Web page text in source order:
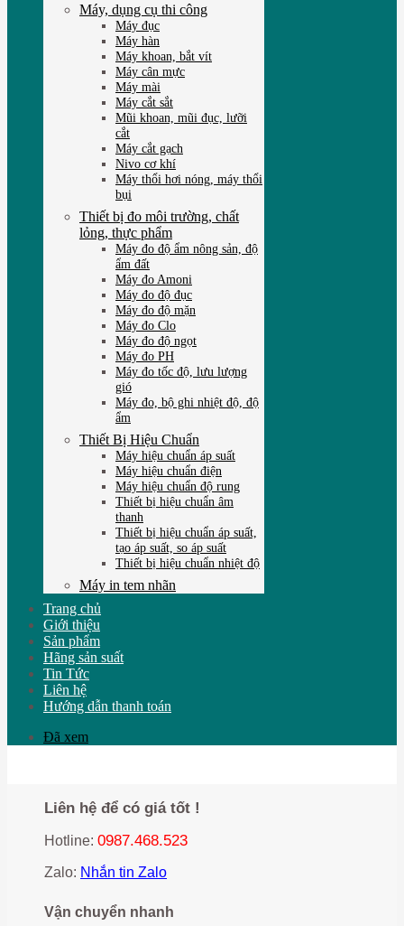
Máy, dụng cụ thi công
Máy đục
Máy hàn
Máy khoan, bắt vít
Máy cân mực
Máy mài
Máy cắt sắt
Mũi khoan, mũi đục, lưỡi
cắt
Máy cắt gạch
Nivo cơ khí
Máy thổi hơi nóng, máy thổi
bụi
Thiết bị đo môi trường, chất
lỏng, thực phẩm
Máy đo độ ẩm nông sản, độ
ẩm đất
Máy đo Amoni
Máy đo độ đục
Máy đo độ mặn
Máy đo Clo
Máy đo độ ngọt
Máy đo PH
Máy đo tốc độ, lưu lượng
gió
Máy đo, bộ ghi nhiệt độ, độ
ẩm
Thiết Bị Hiệu Chuẩn
Máy hiệu chuẩn áp suất
Máy hiệu chuẩn điện
Máy hiệu chuẩn độ rung
Thiết bị hiệu chuẩn âm
thanh
Thiết bị hiệu chuẩn áp suất,
tạo áp suất, so áp suất
Thiết bị hiệu chuẩn nhiệt độ
Máy in tem nhãn
Trang chủ
Giới thiệu
Sản phẩm
Hãng sản suất
Tin Tức
Liên hệ
Hướng dẫn thanh toán
Đã xem
Liên hệ để có giá tốt !
Hotline: 0987.468.523
Zalo: Nhắn tin Zalo
Vận chuyển nhanh